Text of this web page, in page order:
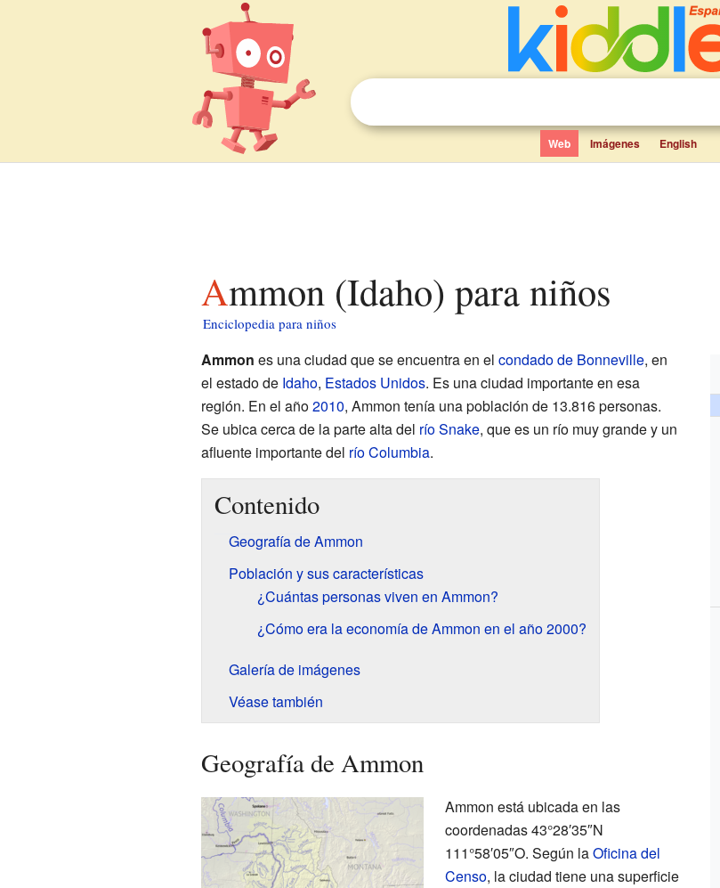
Web Imágenes English
Ammon (Idaho) para niños
Enciclopedia para niños
Ammon es una ciudad que se encuentra en el condado de Bonneville, en
el estado de Idaho, Estados Unidos. Es una ciudad importante en esa
región. En el año2010, Ammon tenía una población de 13.816 personas.
Se ubica cerca de la parte alta del río Snake, que es un río muy grande y un
afluente importante del río Columbia.
Contenido
Geografía de Ammon
Población y sus características
¿Cuántas personas viven en Ammon?
¿Cómo era la economía de Ammon en el año 2000?
Galería de imágenes
Véase también
Geografía de Ammon
Ammon está ubicada en las
coordenadas 43°28′35″N
111°58′05″O. Según laOficina del
Censo, la ciudad tiene una superficie